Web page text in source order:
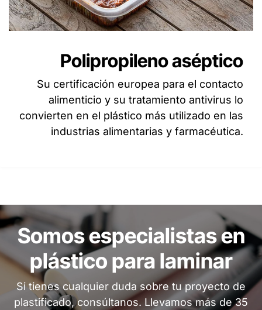
Polipropileno aséptico
Su certificación europea para el contacto
alimenticio y su tratamiento antivirus lo
convierten en el plástico más utilizado en las
industrias alimentarias y farmacéutica.
Somos especialistas en
plástico para laminar
Si tienes cualquier duda sobre tu proyecto de
plastificado, consúltanos. Llevamos más de 35